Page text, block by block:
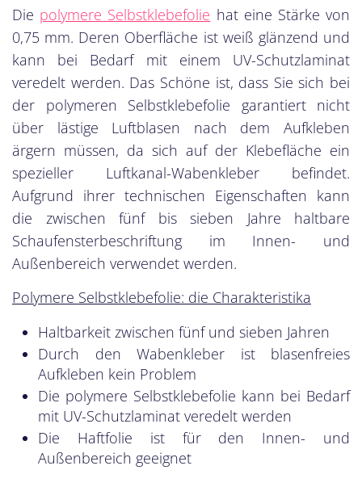
Die polymere Selbstklebefolie hat eine Stärke von
0,75 mm. Deren Oberfläche ist weiß glänzend und
kann bei Bedarf mit einem UV-Schutzlaminat
veredelt werden. Das Schöne ist, dass Sie sich bei
der polymeren Selbstklebefolie garantiert nicht
über lästige Luftblasen nach dem Aufkleben
ärgern müssen, da sich auf der Klebefläche ein
spezieller Luftkanal-Wabenkleber befindet.
Aufgrund ihrer technischen Eigenschaften kann
die zwischen fünf bis sieben Jahre haltbare
Schaufensterbeschriftung im Innen- und
Außenbereich verwendet werden.
Polymere Selbstklebefolie: die Charakteristika
Haltbarkeit zwischen fünf und sieben Jahren
Durch den Wabenkleber ist blasenfreies
Aufkleben kein Problem
Die polymere Selbstklebefolie kann bei Bedarf
mit UV-Schutzlaminat veredelt werden
Die Haftfolie ist für den Innen- und
Außenbereich geeignet